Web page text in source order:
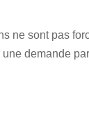
ne sont pas
une demande